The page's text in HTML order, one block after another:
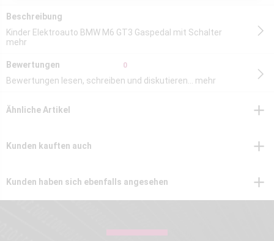
Beschreibung
Kinder Elektroauto BMW M6 GT3 Gaspedal mit Schalter
mehr
Bewertungen 0
Bewertungen lesen, schreiben und diskutieren... mehr
Ähnliche Artikel
Kunden kauften auch
Kunden haben sich ebenfalls angesehen